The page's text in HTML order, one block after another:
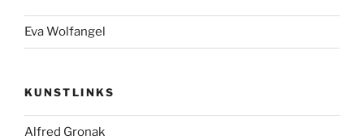
Eva Wolfangel
KUNSTLINKS
Alfred Gronak